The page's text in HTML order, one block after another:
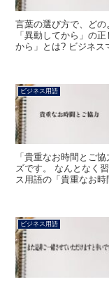
言葉の選び方で、どの
「異動してから」の
から」とは? ビジネス
ビジネス用語
「貴重なお時間とご
ズです。 なんとなく
ス用語の「貴重なお
ビジネス用語